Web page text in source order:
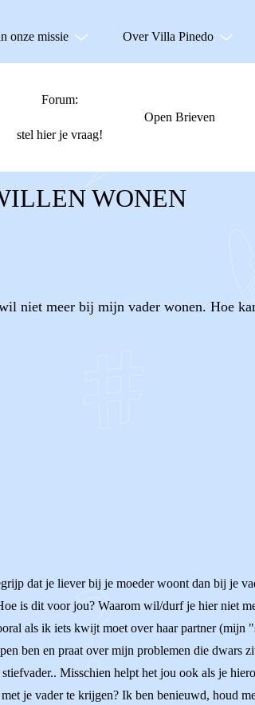
onze missie Over Villa Pinedo
Forum:
stel hier je vraag!
Open Brieven
WONEN
niet meer bij mijn vader wonen. Hoe
dat je liever bij je moeder woont dan bij je
is dit voor jou? Waarom wil/durf je hier niet
als ik iets kwijt moet over haar partner
ben en praat over mijn problemen die dwars
Misschien helpt het jou ook als je
je vader te krijgen? Ik ben benieuwd, houd